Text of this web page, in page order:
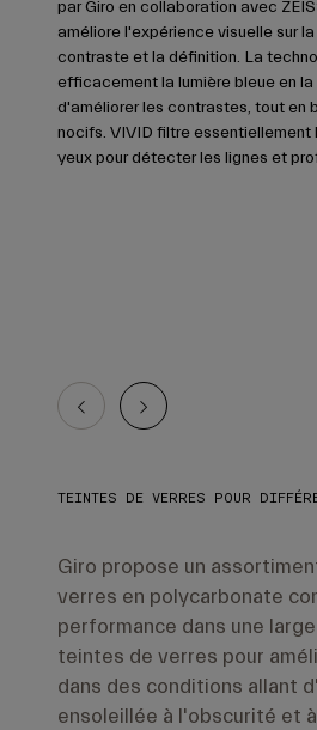
par Giro en collaboration avec
améliore l'expérience visuelle sur
contraste et la définition. La
efficacement la lumière bleue en
d'améliorer les contrastes, tout en
nocifs. VIVID filtre essentiellement
yeux pour détecter les lignes et
TEINTES DE VERRES POUR
Giro propose un
verres en polycarbonate
performance dans une
teintes de verres pour
dans des conditions allant
ensoleillée à l'obscurité et